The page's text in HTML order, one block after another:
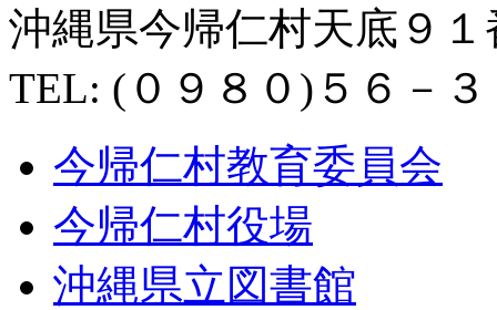
沖縄県今帰仁村天底９１
TEL: (０９８０)５６－
今帰仁村教育委員会
今帰仁村役場
沖縄県立図書館